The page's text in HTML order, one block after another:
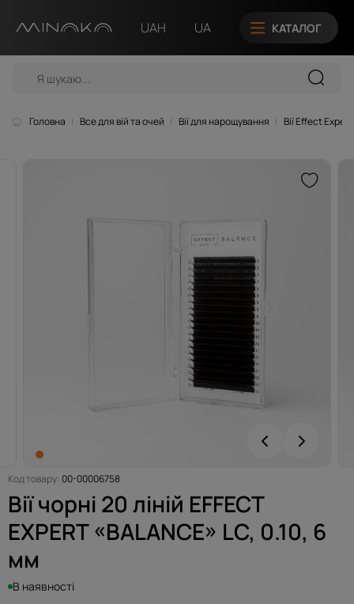
UAH UA КАТАЛОГ
Головна Все для вій та очей Вії для нарощування Вії Effect Expert
Код товару: 00-00006758
Вії чорні 20 ліній EFFECT
EXPERT «BALANCE» LC, 0.10, 6
мм
В наявності